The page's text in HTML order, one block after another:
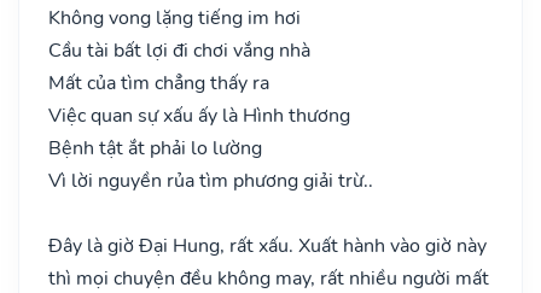
Không vong lặng tiếng im hơi
Cầu tài bất lợi đi chơi vắng nhà
Mất của tìm chẳng thấy ra
Việc quan sự xấu ấy là Hình thương
Bệnh tật ắt phải lo lường
Vì lời nguyền rủa tìm phương giải trừ..
Đây là giờ Đại Hung, rất xấu. Xuất hành vào giờ này
thì mọi chuyện đều không may, rất nhiều người mất